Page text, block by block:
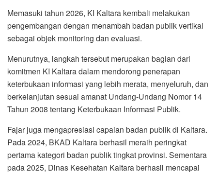
Memasuki tahun 2026, KI Kaltara kembali melakukan
pengembangan dengan menambah badan publik vertikal
sebagai objek monitoring dan evaluasi.
Menurutnya, langkah tersebut merupakan bagian dari
komitmen KI Kaltara dalam mendorong penerapan
keterbukaan informasi yang lebih merata, menyeluruh, dan
berkelanjutan sesuai amanat Undang-Undang Nomor 14
Tahun 2008 tentang Keterbukaan Informasi Publik.
Fajar juga mengapresiasi capaian badan publik di Kaltara.
Pada 2024, BKAD Kaltara berhasil meraih peringkat
pertama kategori badan publik tingkat provinsi. Sementara
pada 2025, Dinas Kesehatan Kaltara berhasil mencapai